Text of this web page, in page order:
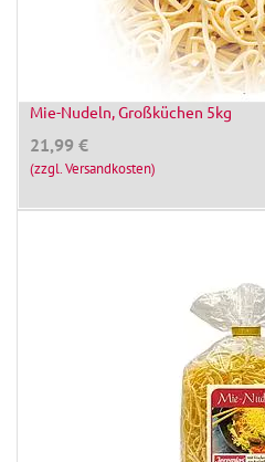
Mie-Nudeln, Großküchen 5kg
21,99 €
(zzgl. Versandkosten)